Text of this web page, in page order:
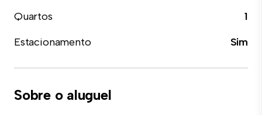
Quartos
1
Estacionamento
Sim
Sobre o aluguel